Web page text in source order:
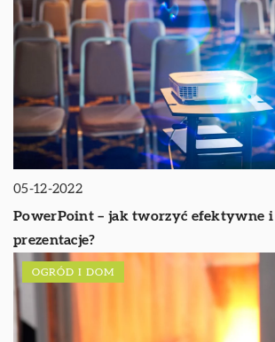
05-12-2022
PowerPoint – jak tworzyć efektywne i
prezentacje?
OGRÓD I DOM